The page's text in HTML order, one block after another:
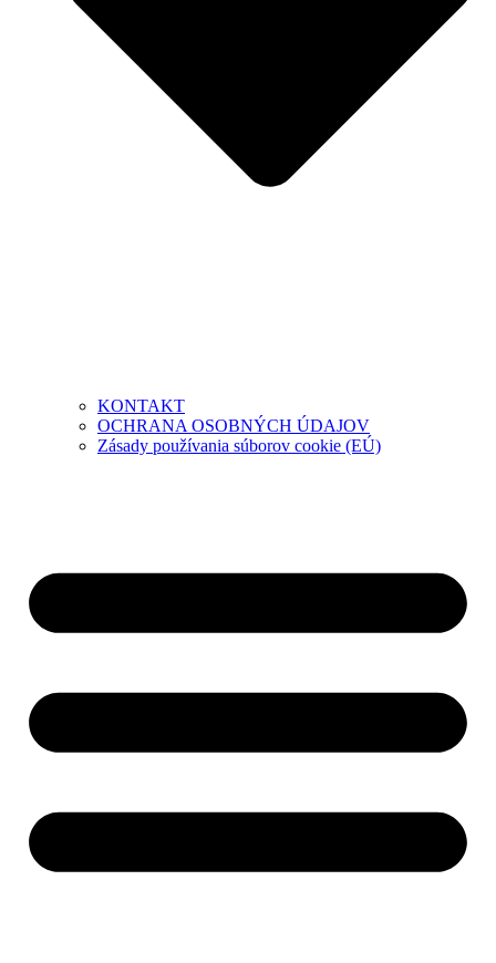
KONTAKT
OCHRANA OSOBNÝCH ÚDAJOV
Zásady používania súborov cookie (EÚ)